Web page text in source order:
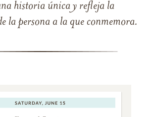
historia única y refleja la
la persona a la que conmemora.